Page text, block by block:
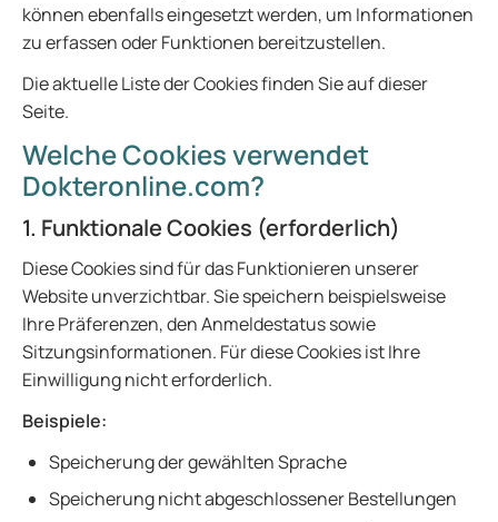
können ebenfalls eingesetzt werden, um Informationen
zu erfassen oder Funktionen bereitzustellen.
Die aktuelle Liste der Cookies finden Sie auf dieser
Seite.
Welche Cookies verwendet
Dokteronline.com?
1. Funktionale Cookies (erforderlich)
Diese Cookies sind für das Funktionieren unserer
Website unverzichtbar. Sie speichern beispielsweise
Ihre Präferenzen, den Anmeldestatus sowie
Sitzungsinformationen. Für diese Cookies ist Ihre
Einwilligung nicht erforderlich.
Beispiele:
Speicherung der gewählten Sprache
Speicherung nicht abgeschlossener Bestellungen